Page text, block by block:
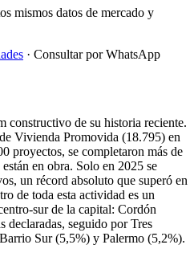
mismos datos de mercado y
· Consultar por WhatsApp
constructivo de su historia reciente.
Vivienda Promovida (18.795) en
proyectos, se completaron más de
en obra. Solo en 2025 se
un récord absoluto que superó en
de toda esta actividad es un
sur de la capital: Cordón
declaradas, seguido por Tres
Sur (5,5%) y Palermo (5,2%).